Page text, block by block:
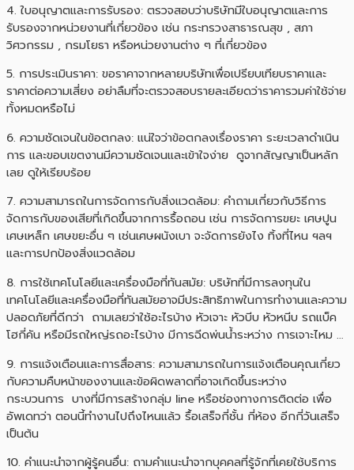
4. ใบอนุญาตและการรับรอง: ตรวจสอบว่าบริษัทมีใบอนุญาตและการ
รับรองจากหน่วยงานที่เกี่ยวข้อง เช่น กระทรวงสาธารณสุข , สภา
วิศวกรรม , กรมโยธา หรือหน่วยงานต่าง ๆ ที่เกี่ยวข้อง
5. การประเมินราคา: ขอราคาจากหลายบริษัทเพื่อเปรียบเทียบราคาและ
ราคาต่อความเสี่ยง อย่าลืมที่จะตรวจสอบรายละเอียดว่าราคารวมค่าใช้จ่าย
ทั้งหมดหรือไม่
6. ความชัดเจนในข้อตกลง: แน่ใจว่าข้อตกลงเรื่องราคา ระยะเวลาดำเนิน
การ และขอบเขตงานมีความชัดเจนและเข้าใจง่าย ดูจากสัญญาเป็นหลัก
เลย ดูให้เรียบร้อย
7. ความสามารถในการจัดการกับสิ่งแวดล้อม: คำถามเกี่ยวกับวิธีการ
จัดการกับของเสียที่เกิดขึ้นจากการรื้อถอน เช่น การจัดการขยะ เศษปูน
เศษเหล็ก เศษขยะอื่น ๆ เช่นเศษผนังเบา จะจัดการยังไง ทิ้งที่ไหน ฯลฯ
และการปกป้องสิ่งแวดล้อม
8. การใช้เทคโนโลยีและเครื่องมือที่ทันสมัย: บริษัทที่มีการลงทุนใน
เทคโนโลยีและเครื่องมือที่ทันสมัยอาจมีประสิทธิภาพในการทำงานและความ
ปลอดภัยที่ดีกว่า ถามเลยว่าใช้อะไรบ้าง หัวเจาะ หัวบีบ หัวหนีบ รถแบ็ค
โฮกี่คัน หรือมีรถใหญ่รถอะไรบ้าง มีการฉีดพ่นน้ำระหว่าง การเจาะไหม …
9. การแจ้งเตือนและการสื่อสาร: ความสามารถในการแจ้งเตือนคุณเกี่ยว
กับความคืบหน้าของงานและข้อผิดพลาดที่อาจเกิดขึ้นระหว่าง
กระบวนการ บางที่มีการสร้างกลุ่ม line หรือช่องทางการติดต่อ เพื่อ
อัพเดทว่า ตอนนี้ทำงานไปถึงไหนแล้ว รื้อเสร็จกี่ชั้น กี่ห้อง อีกกี่วันเสร็จ
เป็นต้น
10. คำแนะนำจากผู้รู้คนอื่น: ถามคำแนะนำจากบุคคลที่รู้จักที่เคยใช้บริการ